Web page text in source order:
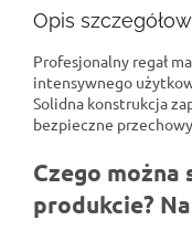
Opis
Profesjonalny regał
intensywnego
Solidna konstrukcja
bezpieczne
Czego można
produkcie?